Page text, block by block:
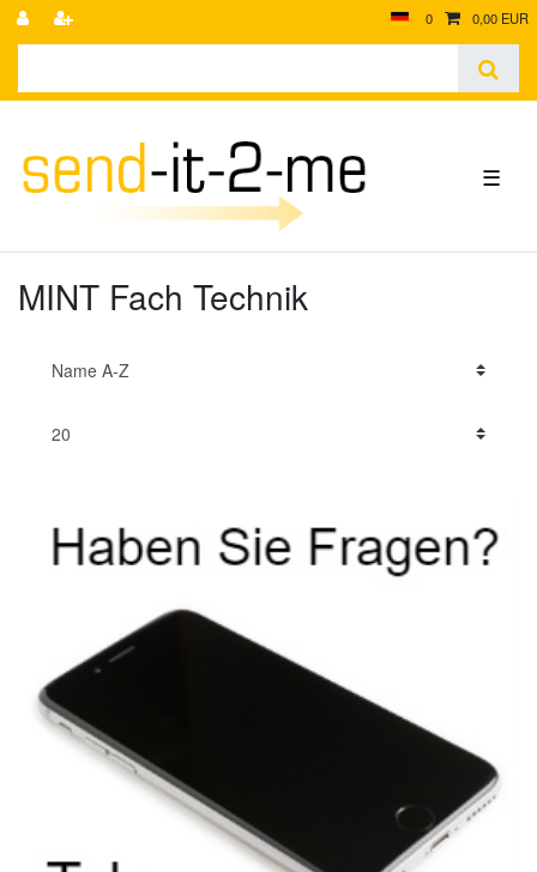
0 0,00 EUR
☰
MINT Fach Technik